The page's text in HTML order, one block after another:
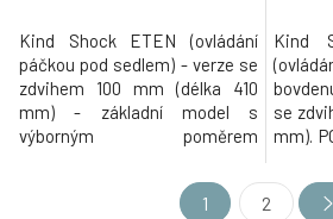
Kind Shock ETEN (ovládání
páčkou pod sedlem) - verze se
zdvihem 100 mm (délka 410
mm) - základní model s
výborným poměrem
sedlovka vhodná pro
okamžitou změnu výšky sedla
Kind
se
mm).
bez
1 2